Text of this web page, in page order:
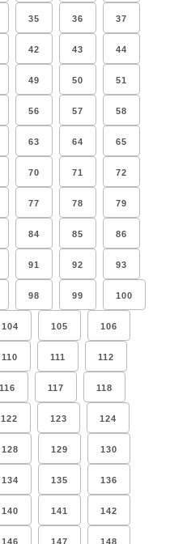
35 36 37
42 43 44
49 50 51
56 57 58
63 64 65
70 71 72
77 78 79
84 85 86
91 92 93
98 99 100
104 105 106
110 111 112
116 117 118
122 123 124
128 129 130
134 135 136
140 141 142
146 147 148